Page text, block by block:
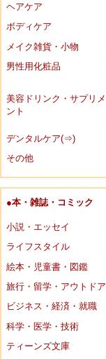
ヘアケア
ボディケア
メイク雑貨・小物
男性用化粧品
美容ドリンク・サプリメ
ント
デンタルケア(⇒)
その他
●本・雑誌・コミック
小説・エッセイ
ライフスタイル
絵本・児童書・図鑑
旅行・留学・アウトドア
ビジネス・経済・就職
科学・医学・技術
ティーンズ文庫